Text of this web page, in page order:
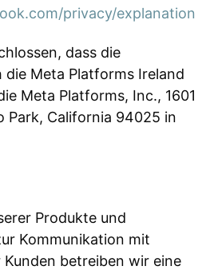
privacy/explanation
dass die
die Meta Platforms Ireland
Meta Platforms, Inc., 1601
Park, California 94025 in
Produkte und
Kommunikation mit
betreiben wir eine